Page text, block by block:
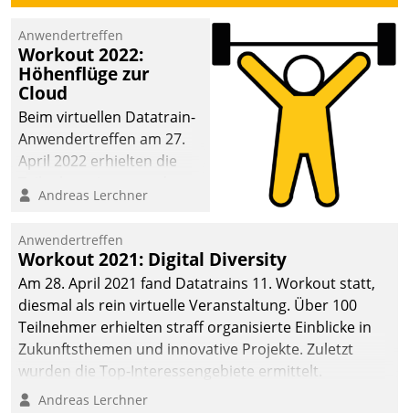
Anwendertreffen
Workout 2022:
Höhenflüge zur
Cloud
Beim virtuellen Datatrain-
Anwendertreffen am 27.
April 2022 erhielten die
Teilnehmer kurzweilige
Cloud-Strategien und -
Lösungen mit hohem
Zukunftspotenzial.
Andreas Lerchner
Anwendertreffen
Workout 2021: Digital Diversity
Am 28. April 2021 fand Datatrains 11. Workout statt,
diesmal als rein virtuelle Veranstaltung. Über 100
Teilnehmer erhielten straff organisierte Einblicke in
Zukunftsthemen und innovative Projekte. Zuletzt
wurden die Top-Interessengebiete ermittelt.
Andreas Lerchner